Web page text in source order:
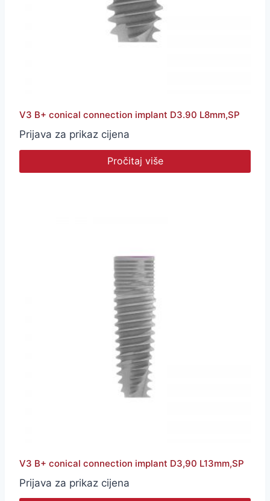
V3 B+ conical connection implant D3.90 L8mm,SP
Prijava za prikaz cijena
Pročitaj više
V3 B+ conical connection implant D3,90 L13mm,SP
Prijava za prikaz cijena